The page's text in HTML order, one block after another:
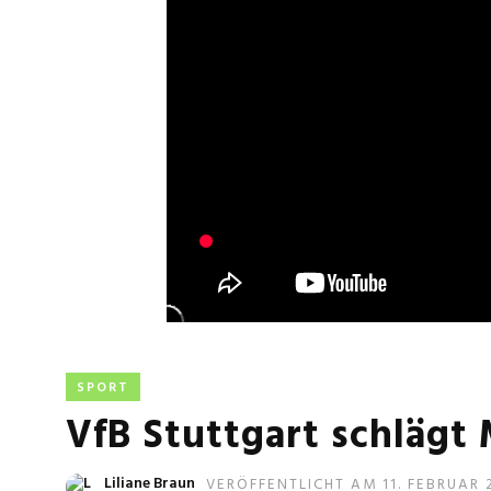
SPORT
VfB Stuttgart schlägt
Liliane Braun VERÖFFENTLICHT AM 11. FEBRUAR